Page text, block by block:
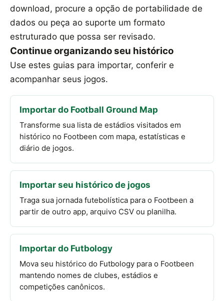
download, procure a opção de portabilidade de
dados ou peça ao suporte um formato
estruturado que possa ser revisado.
Continue organizando seu histórico
Use estes guias para importar, conferir e
acompanhar seus jogos.
Importar do Football Ground Map
Transforme sua lista de estádios visitados em
histórico no Footbeen com mapa, estatísticas e
diário de jogos.
Importar seu histórico de jogos
Traga sua jornada futebolística para o Footbeen a
partir de outro app, arquivo CSV ou planilha.
Importar do Futbology
Mova seu histórico do Futbology para o Footbeen
mantendo nomes de clubes, estádios e
competições canônicos.